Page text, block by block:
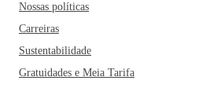
Nossas políticas
Carreiras
Sustentabilidade
Gratuidades e Meia Tarifa